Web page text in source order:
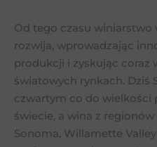
Od tego czasu winiarstwo
rozwija, wprowadzając
produkcji i zyskując coraz
światowych rynkach. Dziś
czwartym co do wielkości
świecie, a wina z
Sonoma, Willamette